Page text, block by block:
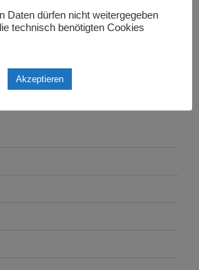
Daten dürfen nicht weitergegeben
technisch benötigten Cookies
Akzeptieren